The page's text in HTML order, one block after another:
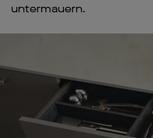
untermauern.